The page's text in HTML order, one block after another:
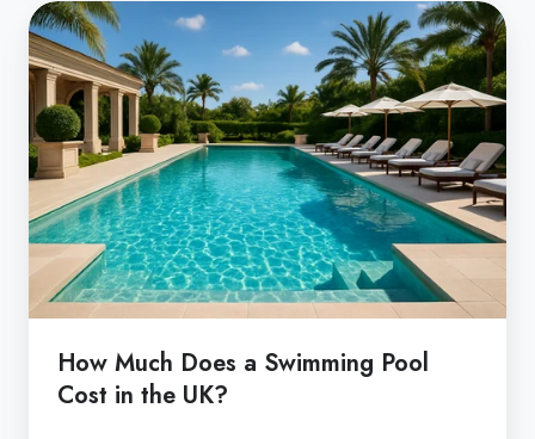
How
Much
Does
a
Swimming
Pool
Cost
in
the
UK?
How Much Does a Swimming Pool
Cost in the UK?